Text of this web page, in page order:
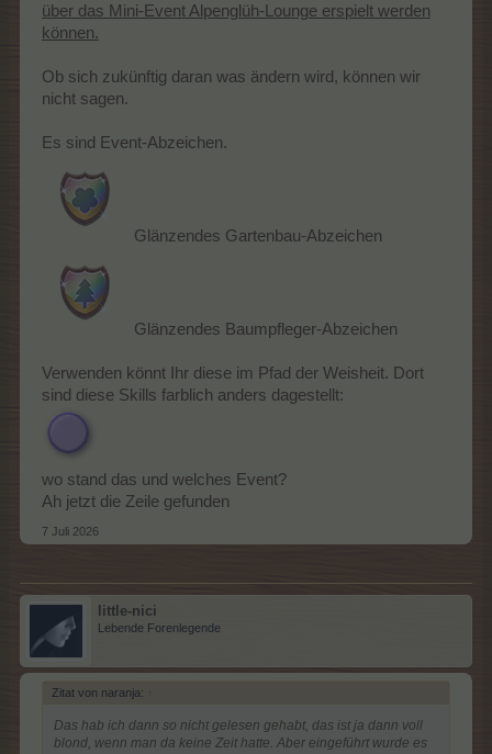
über das Mini-Event Alpenglüh-Lounge erspielt werden
können.
Ob sich zukünftig daran was ändern wird, können wir
nicht sagen.
Es sind Event-Abzeichen.
Glänzendes Gartenbau-Abzeichen
Glänzendes Baumpfleger-Abzeichen
Verwenden könnt Ihr diese im Pfad der Weisheit. Dort
sind diese Skills farblich anders dagestellt:
wo stand das und welches Event?
Ah jetzt die Zeile gefunden
7 Juli 2026
little-nici
Lebende Forenlegende
Zitat von naranja: ↑
Das hab ich dann so nicht gelesen gehabt, das ist ja dann voll
blond, wenn man da keine Zeit hatte. Aber eingeführt wurde es